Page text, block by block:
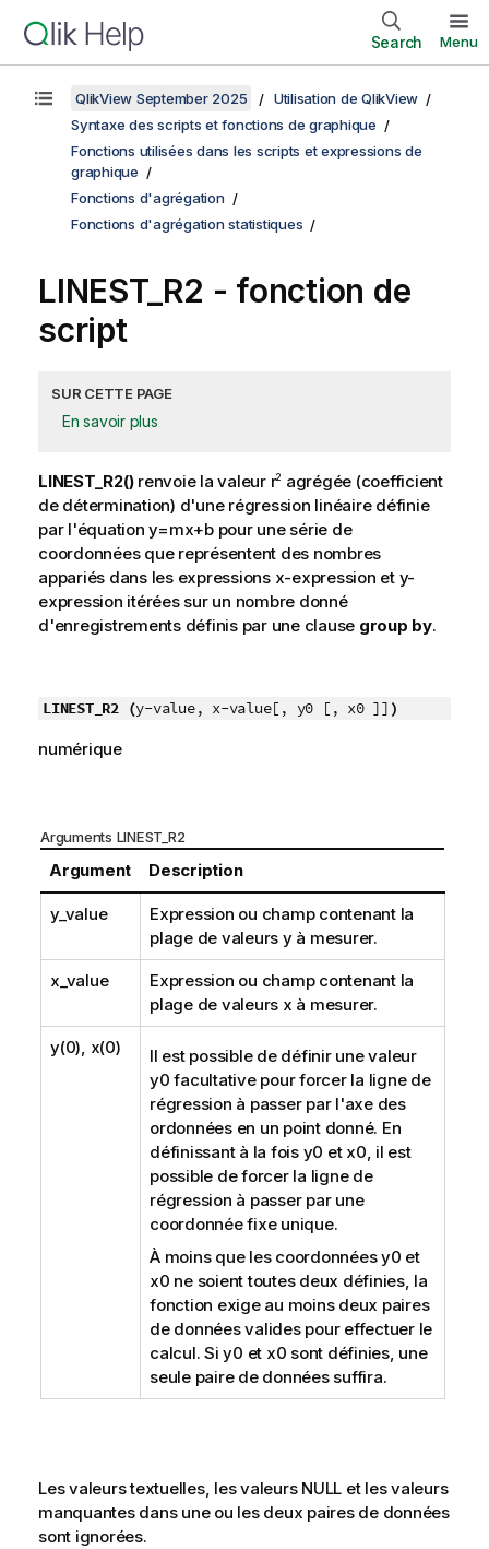
Search Menu
QlikView September 2025
Utilisation de QlikView
Syntaxe des scripts et fonctions de graphique
Fonctions utilisées dans les scripts et expressions de
graphique
Fonctions d'agrégation
Fonctions d'agrégation statistiques
LINEST_R2 - fonction de
script
SUR CETTE PAGE
En savoir plus
LINEST_R2()renvoie la valeur r2 agrégée (coefficient
de détermination) d'une régression linéaire définie
par l'équationy=mx+bpour une série de
coordonnées que représentent des nombres
appariés dans les expressions x-expression et y-
expression itérées sur un nombre donné
d'enregistrements définis par une clause group by.
LINEST_R2 (y-value, x-value[, y0 [, x0 ]] )
numérique
Arguments LINEST_R2
Argument Description
y_value
Expression ou champ contenant la
plage de valeurs yà mesurer.
x_value
Expression ou champ contenant la
plage de valeurs x à mesurer.
y(0), x(0)
Il est possible de définir une valeur
y0 facultative pour forcer la ligne de
régression à passer par l'axe des
ordonnées en un point donné. En
définissant à la fois y0 et x0, il est
possible de forcer la ligne de
régression à passer par une
coordonnée fixe unique.
À moins que les coordonnéesy0 et
x0 ne soient toutes deux définies, la
fonction exige au moins deux paires
de données valides pour effectuer le
calcul. Siy0 et x0 sont définies, une
seule paire de données suffira.
Les valeurs textuelles, les valeurs NULL et les valeurs
manquantes dans une ou les deux paires de données
sont ignorées.